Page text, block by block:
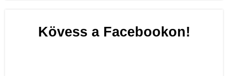
Kövess a Facebookon!